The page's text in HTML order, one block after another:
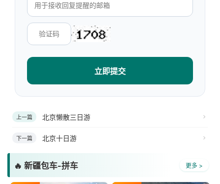
立即提交
上一篇 北京懒散三日游
下一篇 北京十日游
🔥 新疆包车-拼车 更多 >